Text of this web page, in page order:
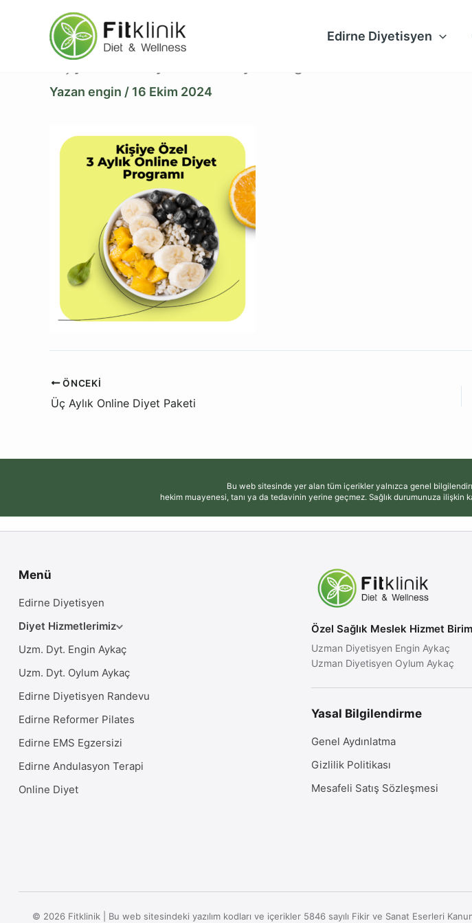
Edirne Diyetisyen
Yazan engin / 16 Ekim 2024
ÖNCEKI
Üç Aylık Online Diyet Paketi
Bu web sitesinde yer alan tüm içerikler yalnızca genel
hekim muayenesi, tanı ya da tedavinin yerine geçmez. Sağlık durumunuza
Menü
Edirne Diyetisyen
Diyet Hizmetlerimiz
Uzm. Dyt. Engin Aykaç
Uzm. Dyt. Oylum Aykaç
Edirne Diyetisyen Randevu
Edirne Reformer Pilates
Edirne EMS Egzersizi
Edirne Andulasyon Terapi
Online Diyet
Özel Sağlık Meslek Hizmet
Uzman Diyetisyen Engin Aykaç
Uzman Diyetisyen Oylum Aykaç
Yasal Bilgilendirme
Genel Aydınlatma
Gizlilik Politikası
Mesafeli Satış Sözleşmesi
© 2026 Fitklinik | Bu web sitesindeki yazılım kodları ve içerikler 5846 sayılı Fikir ve Sanat Eserleri